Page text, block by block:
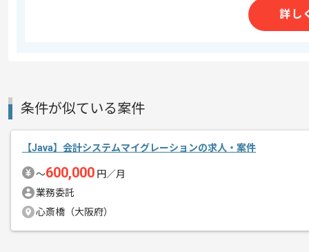
その他募集要項
商談回数
※リモート頻度は習熟度や状況に応じて
詳し
条件が似ている案件
【Java】会計システムマイグレーションの求人・案件
〜600,000 円／月
業務委託
心斎橋（大阪府）